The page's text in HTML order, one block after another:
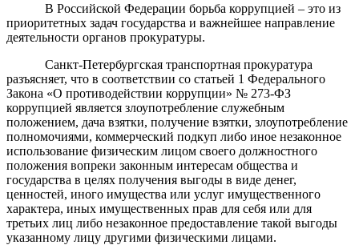
В Российской Федерации борьба коррупцией – это из
приоритетных задач государства и важнейшее направление
деятельности органов прокуратуры.
Санкт-Петербургская транспортная прокуратура
разъясняет, что в соответствии со статьей 1 Федерального
Закона «О противодействии коррупции» № 273-ФЗ
коррупцией является злоупотребление служебным
положением, дача взятки, получение взятки, злоупотребление
полномочиями, коммерческий подкуп либо иное незаконное
использование физическим лицом своего должностного
положения вопреки законным интересам общества и
государства в целях получения выгоды в виде денег,
ценностей, иного имущества или услуг имущественного
характера, иных имущественных прав для себя или для
третьих лиц либо незаконное предоставление такой выгоды
указанному лицу другими физическими лицами.